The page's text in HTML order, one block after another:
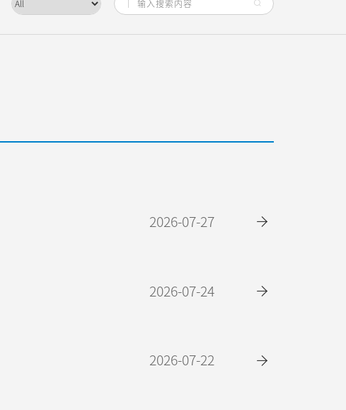
2026-07-27
2026-07-24
2026-07-22